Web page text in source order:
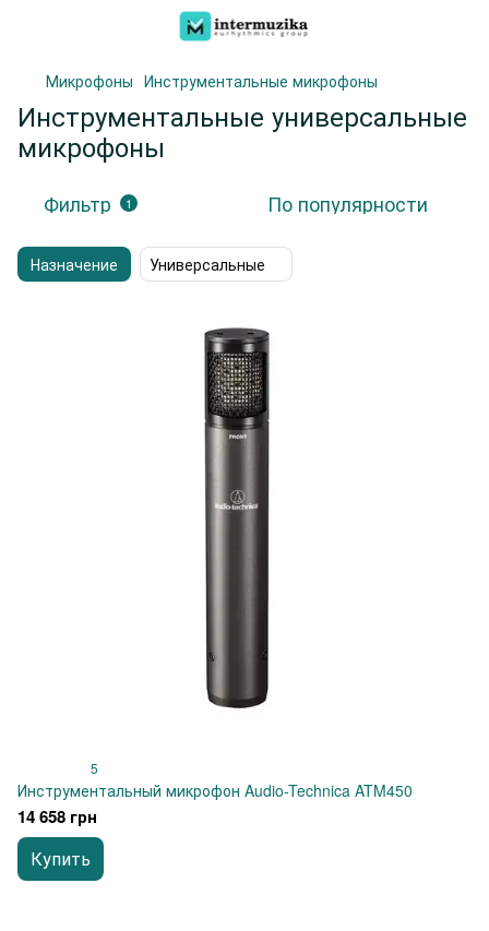
Микрофоны Инструментальные микрофоны
Инструментальные универсальные
микрофоны
Фильтр 1 По популярности
Назначение Универсальные
5
Инструментальный микрофон Audio-Technica ATM450
14 658 грн
Купить